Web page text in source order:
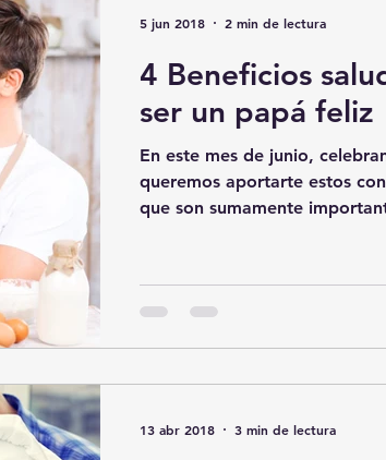
4 Beneficios
ser un papá feliz
En este mes de junio,
queremos aportarte estos
que son sumamente
5 jun 2018 2 min de lectura
13 abr 2018 3 min de lectura